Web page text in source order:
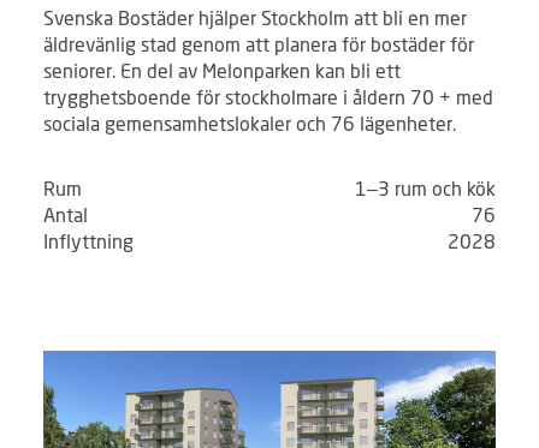
Svenska Bostäder hjälper Stockholm att bli en mer
äldrevänlig stad genom att planera för bostäder för
seniorer. En del av Melonparken kan bli ett
trygghetsboende för stockholmare i åldern 70 + med
sociala gemensamhetslokaler och 76 lägenheter.
Rum
1–3 rum och kök
Antal
76
Inflyttning
2028